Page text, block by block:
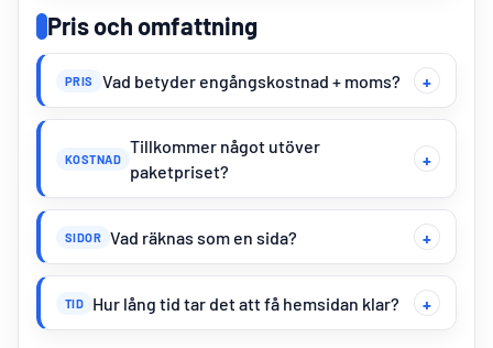
Pris och omfattning
PRIS Vad betyder engångskostnad + moms?
KOSTNAD
Tillkommer något utöver
paketpriset?
SIDOR Vad räknas som en sida?
TID Hur lång tid tar det att få hemsidan klar?